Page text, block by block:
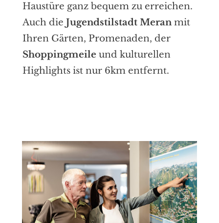
Haustüre ganz bequem zu erreichen.
Auch die Jugendstilstadt Meranmit
Ihren Gärten, Promenaden, der
Shoppingmeile und kulturellen
Highlights ist nur 6km entfernt.